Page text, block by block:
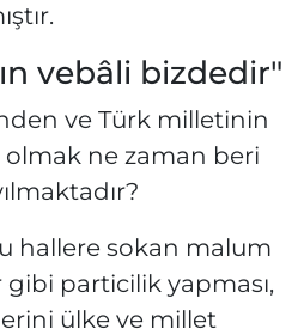
vebâli bizdedir"
ve Türk milletinin
olmak ne zaman beri
hallere sokan malum
particilik yapması,
ülke ve millet